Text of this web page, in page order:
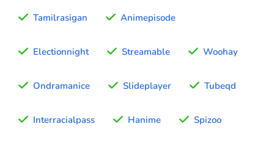
Tamilrasigan Animepisode
Electionnight Streamable Woohay
Ondramanice Slideplayer Tubeqd
Interracialpass Hanime Spizoo